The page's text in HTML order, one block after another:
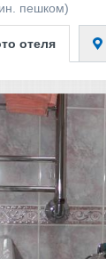
пешком)
отеля